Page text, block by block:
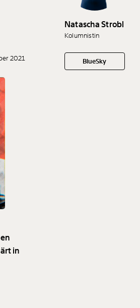
2021
in
Natascha Strobl
Kolumnistin
BlueSky